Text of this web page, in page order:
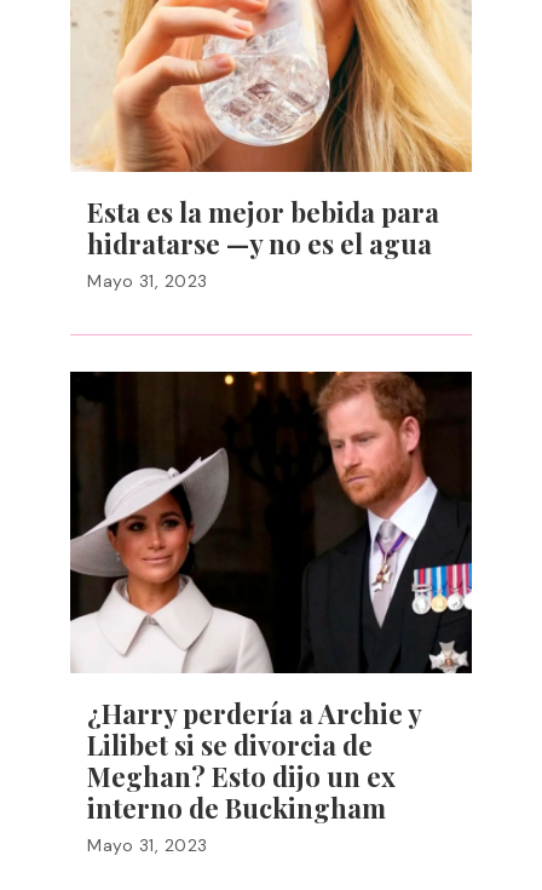
Esta es la mejor bebida para
hidratarse —y no es el agua
Mayo 31, 2023
¿Harry perdería a Archie y
Lilibet si se divorcia de
Meghan? Esto dijo un ex
interno de Buckingham
Mayo 31, 2023